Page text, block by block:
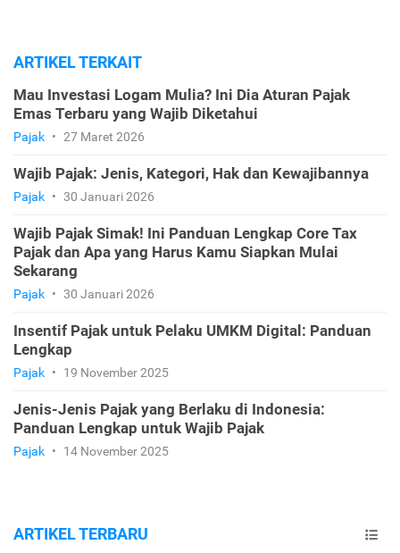
ARTIKEL TERKAIT
Mau Investasi Logam Mulia? Ini Dia Aturan Pajak
Emas Terbaru yang Wajib Diketahui
Pajak • 27 Maret 2026
Wajib Pajak: Jenis, Kategori, Hak dan Kewajibannya
Pajak • 30 Januari 2026
Wajib Pajak Simak! Ini Panduan Lengkap Core Tax
Pajak dan Apa yang Harus Kamu Siapkan Mulai
Sekarang
Pajak • 30 Januari 2026
Insentif Pajak untuk Pelaku UMKM Digital: Panduan
Lengkap
Pajak • 19 November 2025
Jenis-Jenis Pajak yang Berlaku di Indonesia:
Panduan Lengkap untuk Wajib Pajak
Pajak • 14 November 2025
ARTIKEL TERBARU